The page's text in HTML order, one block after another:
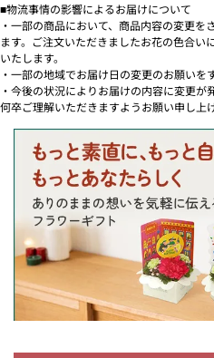
■物流事情の影響によるお届けについて
・一部の商品において、商品内容の変更
ます。ご注文いただきましたお花の色合い
いたします。
・一部の地域でお届け日の変更のお願いを
・今後の状況によりお届けの内容に変更が
何卒ご理解いただきますようお願い申し上げ